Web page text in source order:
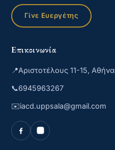
Γίνε Ευεργέτης
Επικοινωνία
📍Αριστοτέλους 11-15, Αθήνα
📞6945963267
✉️iacd.uppsala@gmail.com